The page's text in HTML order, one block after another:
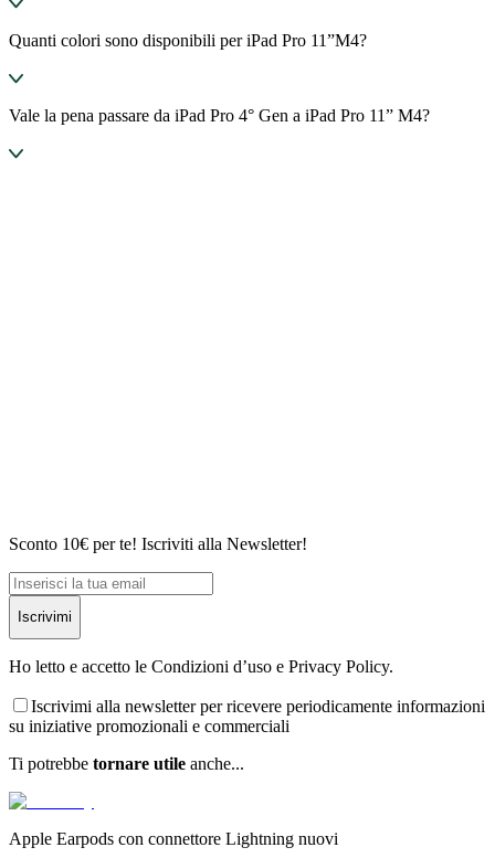
Quanti colori sono disponibili per iPad Pro 11”M4?
Vale la pena passare da iPad Pro 4° Gen a iPad Pro 11” M4?
Sconto 10€ per te! Iscriviti alla Newsletter!
Iscrivimi
Ho letto e accetto le Condizioni d’uso e Privacy Policy.
Iscrivimi alla newsletter per ricevere periodicamente informazioni
su iniziative promozionali e commerciali
Ti potrebbe tornare utile anche...
Apple Earpods con connettore Lightning nuovi